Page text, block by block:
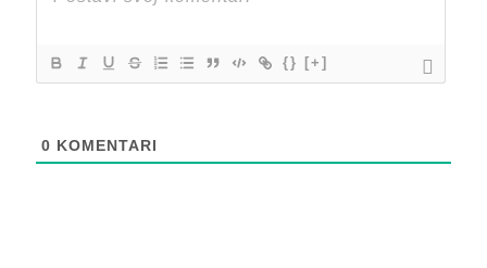
{} [+]
0 KOMENTARI